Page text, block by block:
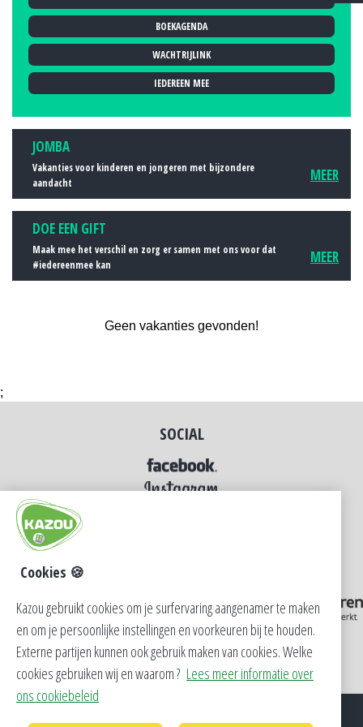
2011
2016
2017
2018
BOEKAGENDA
WACHTRIJLINK
IEDEREEN MEE
JOMBA
Vakanties voor kinderen en jongeren met bijzondere
aandacht
MEER
DOE EEN GIFT
Maak mee het verschil en zorg er samen met ons voor dat
#iedereenmee kan
MEER
Geen vakanties gevonden!
;
SOCIAL
Cookies 🍪
Kazou gebruikt cookies om je surfervaring aangenamer te maken
en om je persoonlijke instellingen en voorkeuren bij te houden.
Externe partijen kunnen ook gebruik maken van cookies. Welke
cookies gebruiken wij en waarom ? Lees meer informatie over
ons cookiebeleid